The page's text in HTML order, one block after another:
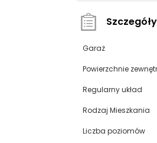
Garaż
Powierzchnie
Regularny układ
Rodzaj Mieszkania
Liczba poziomów